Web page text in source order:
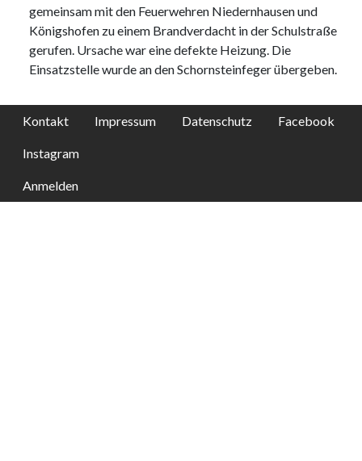
gemeinsam mit den Feuerwehren Niedernhausen und
Königshofen zu einem Brandverdacht in der Schulstraße
gerufen. Ursache war eine defekte Heizung. Die
Einsatzstelle wurde an den Schornsteinfeger übergeben.
Kontakt Impressum Datenschutz Facebook
Instagram
Anmelden